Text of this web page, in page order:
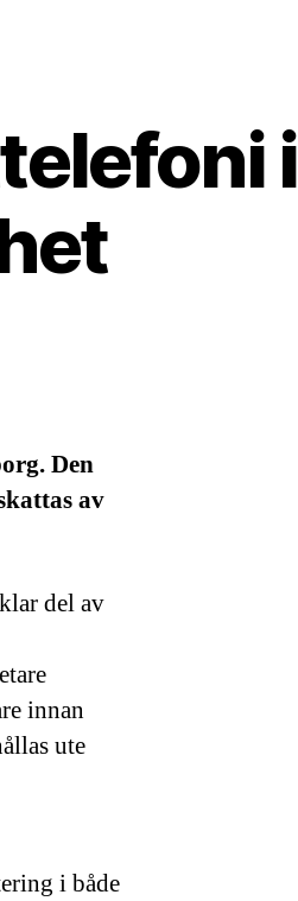
i
Den
av
del av
innan
ute
i både